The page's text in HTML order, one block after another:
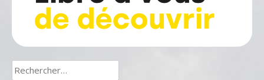
Rechercher :